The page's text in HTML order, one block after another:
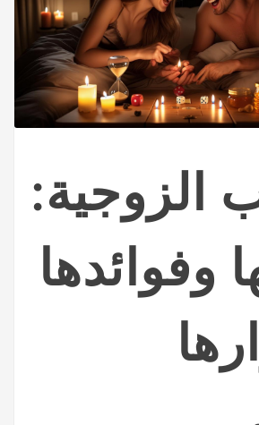
الزوجية:
وفوائدها